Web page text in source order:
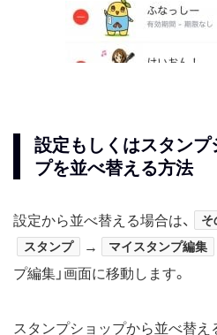
設定もしくはスタン
プを並べ替える方法
設定から並べ替える場合は、 そ
スタンプ → マイスタンプ編集
プ編集」画面に移動します。
スタンプショップから並べ替え